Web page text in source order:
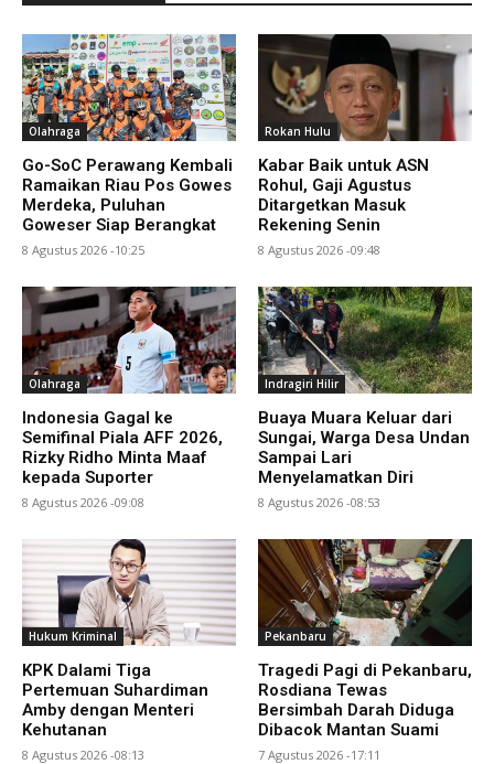
Olahraga
Go-SoC Perawang Kembali
Ramaikan Riau Pos Gowes
Merdeka, Puluhan
Goweser Siap Berangkat
8 Agustus 2026 -10:25
Rokan Hulu
Kabar Baik untuk ASN
Rohul, Gaji Agustus
Ditargetkan Masuk
Rekening Senin
8 Agustus 2026 -09:48
Olahraga
Indonesia Gagal ke
Semifinal Piala AFF 2026,
Rizky Ridho Minta Maaf
kepada Suporter
8 Agustus 2026 -09:08
Indragiri Hilir
Buaya Muara Keluar dari
Sungai, Warga Desa Undan
Sampai Lari
Menyelamatkan Diri
8 Agustus 2026 -08:53
Hukum Kriminal
KPK Dalami Tiga
Pertemuan Suhardiman
Amby dengan Menteri
Kehutanan
8 Agustus 2026 -08:13
Pekanbaru
Tragedi Pagi di Pekanbaru,
Rosdiana Tewas
Bersimbah Darah Diduga
Dibacok Mantan Suami
7 Agustus 2026 -17:11